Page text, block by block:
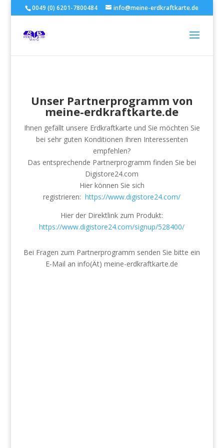
0049 (0) 6201-7800484 info@meine-erdkraftkarte.de
Unser Partnerprogramm von
meine-erdkraftkarte.de
Ihnen gefällt unsere Erdkraftkarte und Sie möchten Sie
bei sehr guten Konditionen Ihren Interessenten
empfehlen?
Das entsprechende Partnerprogramm finden Sie bei
Digistore24.com
Hier können Sie sich
registrieren:https://www.digistore24.com/
Hier der Direktlink zum Produkt:
https://www.digistore24.com/signup/528400/
Bei Fragen zum Partnerprogramm senden Sie bitte ein
E-Mail an info(Ät) meine-erdkraftkarte.de